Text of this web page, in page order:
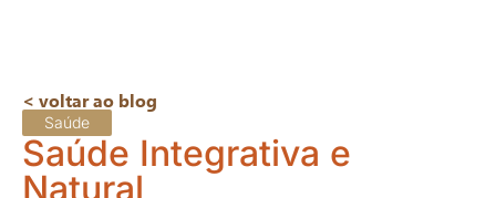
< voltar ao blog
Saúde
Saúde Integrativa e
Natural